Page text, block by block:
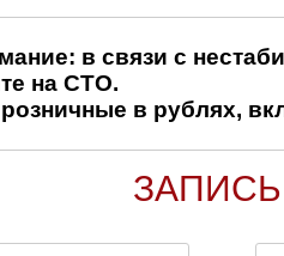
в связи с
на СТО.
в рублях,
ЗАПИСЬ